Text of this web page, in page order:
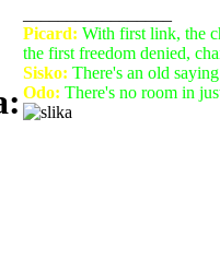
Picard: With first link, the
the first freedom denied,
Sisko: There's an old
Odo: There's no room in